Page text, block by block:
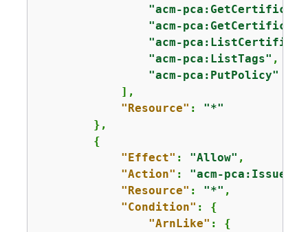
"acm-
"acm-
"acm-
"acm-pca:ListTags" ,
"acm-pca:PutPolicy"
            ],
"Resource" : "*"
        },
{
"Effect" : "Allow" ,
"Action" : "acm-
"Resource" : "*" ,
"Condition" : {
"ArnLike" : {